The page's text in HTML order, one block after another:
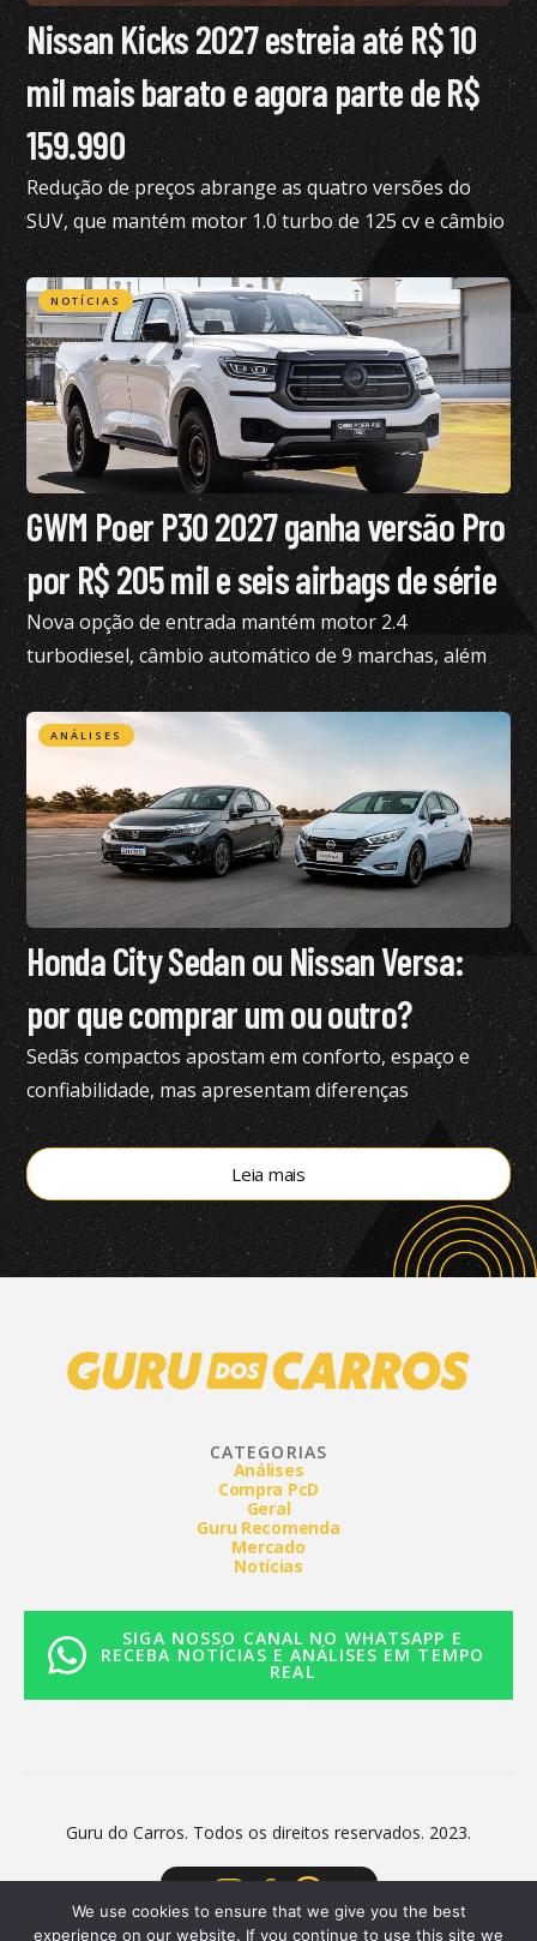
Nissan Kicks 2027 estreia até R$ 10
mil mais barato e agora parte de R$
159.990
Redução de preços abrange as quatro versões do
SUV, que mantém motor 1.0 turbo de 125 cv e câmbio
de dupla embreagem
NOTÍCIAS
GWM Poer P30 2027 ganha versão Pro
por R$ 205 mil e seis airbags de série
Nova opção de entrada mantém motor 2.4
turbodiesel, câmbio automático de 9 marchas, além
de tração 4×4
ANÁLISES
Honda City Sedan ou Nissan Versa:
por que comprar um ou outro?
Sedãs compactos apostam em conforto, espaço e
confiabilidade, mas apresentam diferenças
importantes; confira análise
Leia mais
CATEGORIAS
Análises
Compra PcD
Geral
Guru Recomenda
Mercado
Notícias
SIGA NOSSO CANAL NO WHATSAPP E
RECEBA NOTÍCIAS E ANÁLISES EM TEMPO
REAL
Guru do Carros. Todos os direitos reservados. 2023.
We use cookies to ensure that we give you the best
experience on our website. If you continue to use this site we